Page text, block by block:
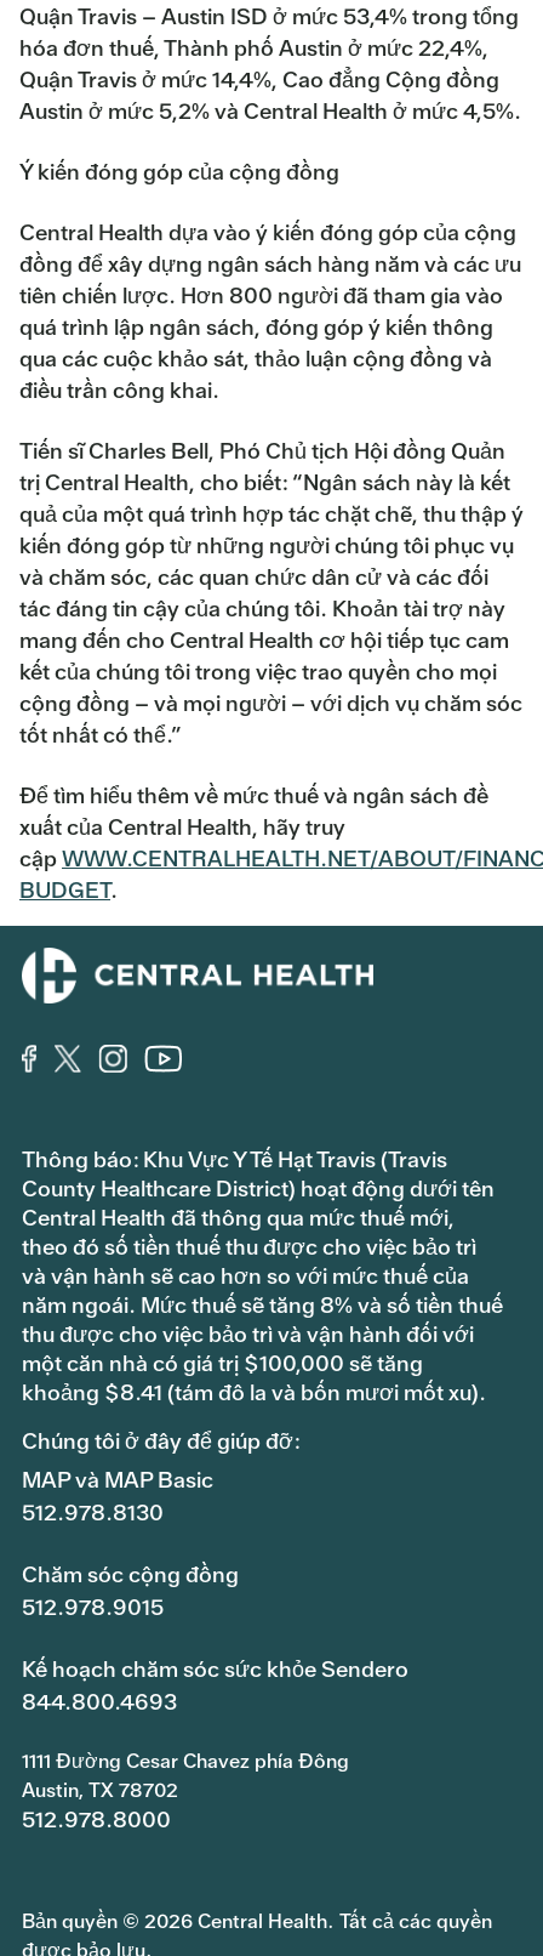
Quận Travis – Austin ISD ở mức 53,4% trong tổng
hóa đơn thuế, Thành phố Austin ở mức 22,4%,
Quận Travis ở mức 14,4%, Cao đẳng Cộng đồng
Austin ở mức 5,2% và Central Health ở mức 4,5%.
Ý kiến đóng góp của cộng đồng
Central Health dựa vào ý kiến đóng góp của cộng
đồng để xây dựng ngân sách hàng năm và các ưu
tiên chiến lược. Hơn 800 người đã tham gia vào
quá trình lập ngân sách, đóng góp ý kiến thông
qua các cuộc khảo sát, thảo luận cộng đồng và
điều trần công khai.
Tiến sĩ Charles Bell, Phó Chủ tịch Hội đồng Quản
trị Central Health, cho biết: “Ngân sách này là kết
quả của một quá trình hợp tác chặt chẽ, thu thập ý
kiến đóng góp từ những người chúng tôi phục vụ
và chăm sóc, các quan chức dân cử và các đối
tác đáng tin cậy của chúng tôi. Khoản tài trợ này
mang đến cho Central Health cơ hội tiếp tục cam
kết của chúng tôi trong việc trao quyền cho mọi
cộng đồng – và mọi người – với dịch vụ chăm sóc
tốt nhất có thể.”
Để tìm hiểu thêm về mức thuế và ngân sách đề
xuất của Central Health, hãy truy
cậpWWW.CENTRALHEALTH.NET/ABOUT/
BUDGET.
Thông báo: Khu Vực Y Tế Hạt Travis (Travis
County Healthcare District) hoạt động dưới tên
Central Health đã thông qua mức thuế mới,
theo đó số tiền thuế thu được cho việc bảo trì
và vận hành sẽ cao hơn so với mức thuế của
năm ngoái. Mức thuế sẽ tăng 8% và số tiền thuế
thu được cho việc bảo trì và vận hành đối với
một căn nhà có giá trị $100,000 sẽ tăng
khoảng $8.41 (tám đô la và bốn mươi mốt xu).
Chúng tôi ở đây để giúp đỡ:
MAP và MAP Basic
512.978.8130
Chăm sóc cộng đồng
512.978.9015
Kế hoạch chăm sóc sức khỏe Sendero
844.800.4693
1111 Đường Cesar Chavez phía Đông
Austin, TX 78702
512.978.8000
Bản quyền © 2026 Central Health. Tất cả các quyền
được bảo lưu.